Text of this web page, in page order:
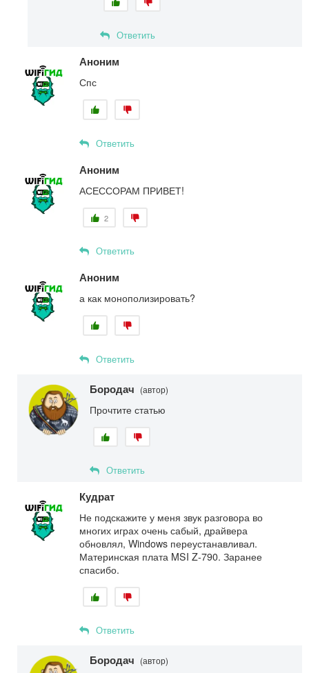
Ответить
Аноним
Спс
Ответить
Аноним
АСЕССОРАМ ПРИВЕТ!
2
Ответить
Аноним
а как монополизировать?
Ответить
Бородач (автор)
Прочтите статью
Ответить
Кудрат
Не подскажите у меня звук разговора во
многих играх очень сабый, драйвера
обновлял, Windows переустанавливал.
Материнская плата MSI Z-790. Заранее
спасибо.
Ответить
Бородач (автор)